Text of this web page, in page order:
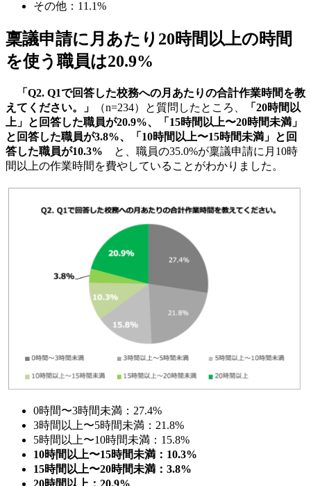
その他：11.1%
稟議申請に月あたり20時間以上の時間
を使う職員は20.9%
「Q2. Q1で回答した校務への月あたりの合計作業時間を教
えてください。」
（n=234）と質問したところ、
「20時間以
上」と回答した職員が20.9%、「15時間以上〜20時間未満」
と回答した職員が3.8%、「10時間以上〜15時間未満」と回
答した職員が10.3% と、職員の35.0%が稟議申請に月10時
間以上の作業時間を費やしていることがわかりました。
0時間〜3時間未満：27.4%
3時間以上〜5時間未満：21.8%
5時間以上〜10時間未満：15.8%
10時間以上〜15時間未満：10.3%
15時間以上〜20時間未満：3.8%
20時間以上：20.9%